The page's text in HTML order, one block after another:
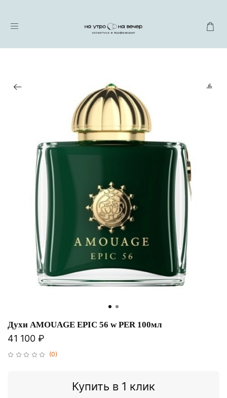
(0)
Духи AMOUAGE EPIC 56 w PER 100мл
41 100 ₽
Купить в 1 клик